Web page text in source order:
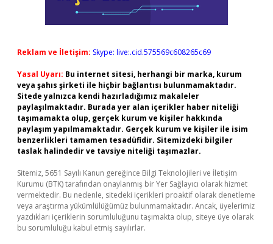
Reklam ve İletişim: Skype: live:.cid.575569c608265c69
Yasal Uyarı: Bu internet sitesi, herhangi bir marka, kurum
veya şahıs şirketi ile hiçbir bağlantısı bulunmamaktadır.
Sitede yalnızca kendi hazırladığımız makaleler
paylaşılmaktadır. Burada yer alan içerikler haber niteliği
taşımamakta olup, gerçek kurum ve kişiler hakkında
paylaşım yapılmamaktadır. Gerçek kurum ve kişiler ile isim
benzerlikleri tamamen tesadüfidir. Sitemizdeki bilgiler
taslak halindedir ve tavsiye niteliği taşımazlar.
Sitemiz, 5651 Sayılı Kanun gereğince Bilgi Teknolojileri ve İletişim
Kurumu (BTK) tarafından onaylanmış bir Yer Sağlayıcı olarak hizmet
vermektedir. Bu nedenle, sitedeki içerikleri proaktif olarak denetleme
veya araştırma yükümlülüğümüz bulunmamaktadır. Ancak, üyelerimiz
yazdıkları içeriklerin sorumluluğunu taşımakta olup, siteye üye olarak
bu sorumluluğu kabul etmiş sayılırlar.